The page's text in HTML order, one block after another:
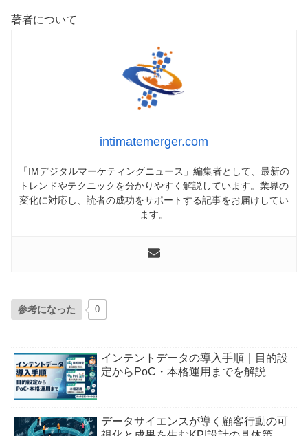
著者について
intimatemerger.com
「IMデジタルマーケティングニュース」編集者として、最新の
トレンドやテクニックを分かりやすく解説しています。業界の
変化に対応し、読者の成功をサポートする記事をお届けしてい
ます。
参考になった 0
インテントデータの導入手順｜目的設
定からPoC・本格運用までを解説
データサイエンスが導く顧客行動の可